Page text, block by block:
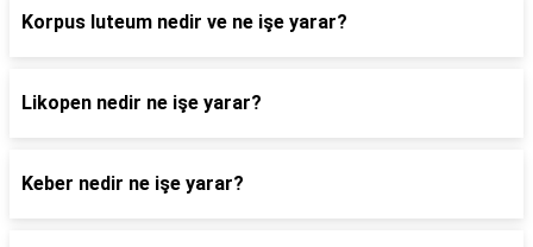
Korpus luteum nedir ve ne işe yarar?
Likopen nedir ne işe yarar?
Keber nedir ne işe yarar?